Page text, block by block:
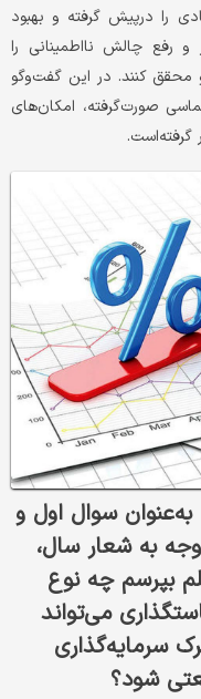
را درپیش گرفته و بهبود
چالش نااطمینانی را
محقق کنند. در این گفت‌وگو
صورت‌گرفته، امکان‌های
گرفته‌است.
به‌عنوان سوال اول و
به شعار سال،
بپرسم چه نوع
می‌تواند
سرمایه‌گذاری
شود؟